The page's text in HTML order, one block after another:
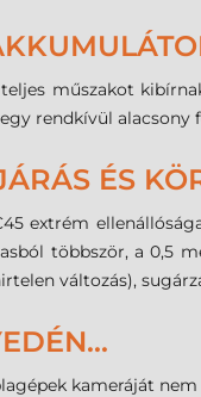
műszakot
rendkívül alacsony
ÉS
extrém
többször, a 0,5
változás),
kameráját nem